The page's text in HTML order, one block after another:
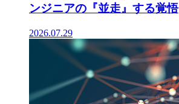
ンジニアの『並走』する覚悟
2026.07.29